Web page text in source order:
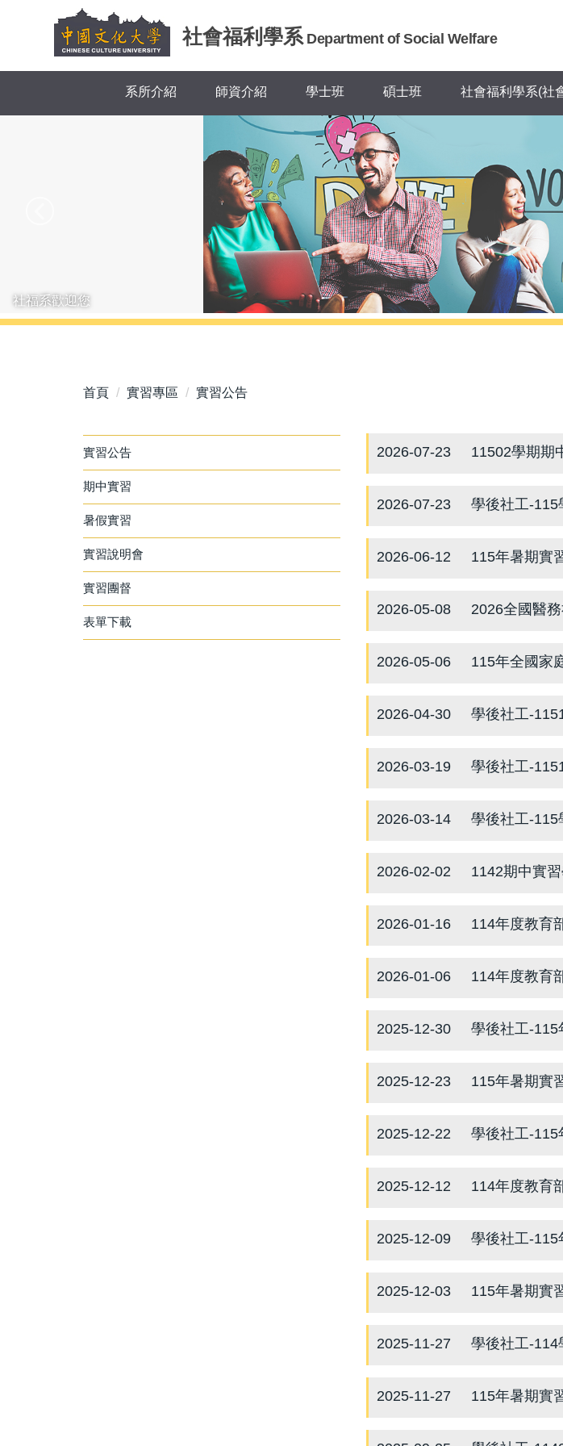
要
社會福利學系 Department of Social Welfare
系所介紹 師資介紹 學士班 碩士班 社會福利學系(社
社福系歡迎您
首頁 實習專區 實習公告
實習公告
期中實習
暑假實習
實習說明會
實習團督
表單下載
2026-07-23 11502學期期
2026-07-23 學後社工-115
2026-06-12 115年暑期實
2026-05-08 2026全國醫
2026-05-06 115年全國家
2026-04-30 學後社工-
2026-03-19 學後社工-
2026-03-14 學後社工-115
2026-02-02 1142期中實
2026-01-16 114年度教育
2026-01-06 114年度教育
2025-12-30 學後社工-115
2025-12-23 115年暑期實
2025-12-22 學後社工-115
2025-12-12 114年度教育
2025-12-09 學後社工-115
2025-12-03 115年暑期實
2025-11-27 學後社工-114
2025-11-27 115年暑期實